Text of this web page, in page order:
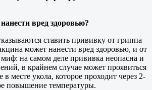
вред здоровью?
ставить прививку от гриппа
может нанести вред здоровью, и от
на самом деле прививка неопасна и
в крайнем случае может проявиться
месте укола, которое проходит через 2-
повышение температуры.